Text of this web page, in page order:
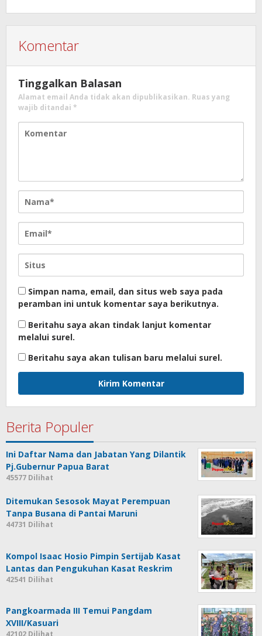
Komentar
Tinggalkan Balasan
Alamat email Anda tidak akan dipublikasikan. Ruas yang
wajib ditandai *
Simpan nama, email, dan situs web saya pada
peramban ini untuk komentar saya berikutnya.
Beritahu saya akan tindak lanjut komentar
melalui surel.
Beritahu saya akan tulisan baru melalui surel.
Berita Populer
Ini Daftar Nama dan Jabatan Yang Dilantik
Pj.Gubernur Papua Barat
45577 Dilihat
Ditemukan Sesosok Mayat Perempuan
Tanpa Busana di Pantai Maruni
44731 Dilihat
Kompol Isaac Hosio Pimpin Sertijab Kasat
Lantas dan Pengukuhan Kasat Reskrim
42541 Dilihat
Pangkoarmada III Temui Pangdam
XVIII/Kasuari